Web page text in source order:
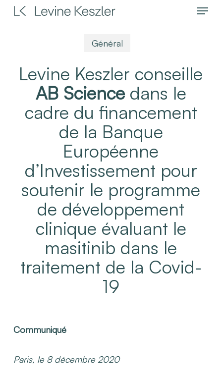
Skip
Menu
Général
Levine Keszler conseille
AB Sciencedans le
cadre du financement
de la Banque
Européenne
d’Investissement pour
soutenir le programme
de développement
clinique évaluant le
masitinib dans le
traitement de la Covid-
19
Communiqué
Paris, le 8 décembre 2020